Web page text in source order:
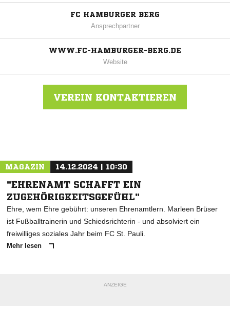
FC HAMBURGER BERG
Ansprechpartner
WWW.FC-HAMBURGER-BERG.DE
Website
VEREIN KONTAKTIEREN
MAGAZIN 14.12.2024 | 10:30
"EHRENAMT SCHAFFT EIN
ZUGEHÖRIGKEITSGEFÜHL"
Ehre, wem Ehre gebührt: unseren Ehrenamtlern. Marleen Brüser
ist Fußballtrainerin und Schiedsrichterin - und absolviert ein
freiwilliges soziales Jahr beim FC St. Pauli.
Mehr lesen
ANZEIGE